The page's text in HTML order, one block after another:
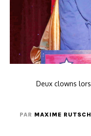
Deux clowns
PAR MAXIME